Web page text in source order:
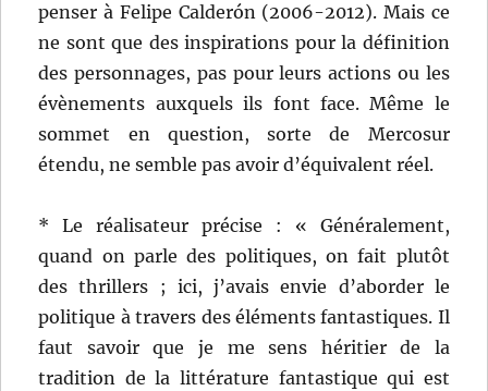
penser à Felipe Calderón (2006-2012). Mais ce
ne sont que des inspirations pour la définition
des personnages, pas pour leurs actions ou les
évènements auxquels ils font face. Même le
sommet en question, sorte de Mercosur
étendu, ne semble pas avoir d’équivalent réel.
* Le réalisateur précise : « Généralement,
quand on parle des politiques, on fait plutôt
des thrillers ; ici, j’avais envie d’aborder le
politique à travers des éléments fantastiques. Il
faut savoir que je me sens héritier de la
tradition de la littérature fantastique qui est